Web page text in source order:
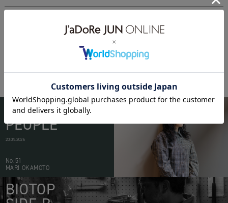
napsvgar WEAR
BIOTOP
PEOPLE
20.05.2026
No.51
MARI OKAMOTO
BIOTOP